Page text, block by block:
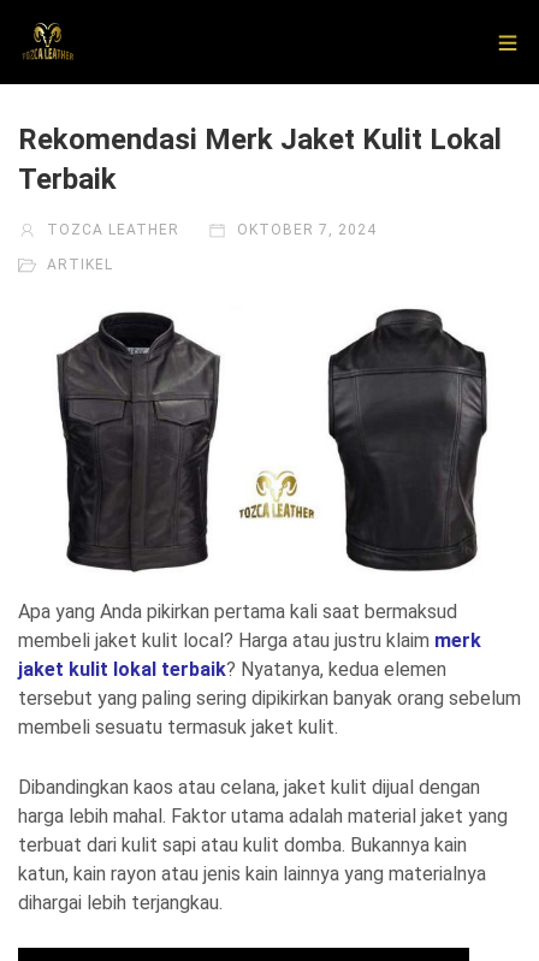
Rekomendasi Merk Jaket Kulit Lokal
Terbaik
TOZCA LEATHER OKTOBER 7, 2024
ARTIKEL
Apa yang Anda pikirkan pertama kali saat bermaksud
membeli jaket kulit local? Harga atau justru klaim merk
jaket kulit lokal terbaik? Nyatanya, kedua elemen
tersebut yang paling sering dipikirkan banyak orang sebelum
membeli sesuatu termasuk jaket kulit.
Dibandingkan kaos atau celana, jaket kulit dijual dengan
harga lebih mahal. Faktor utama adalah material jaket yang
terbuat dari kulit sapi atau kulit domba. Bukannya kain
katun, kain rayon atau jenis kain lainnya yang materialnya
dihargai lebih terjangkau.